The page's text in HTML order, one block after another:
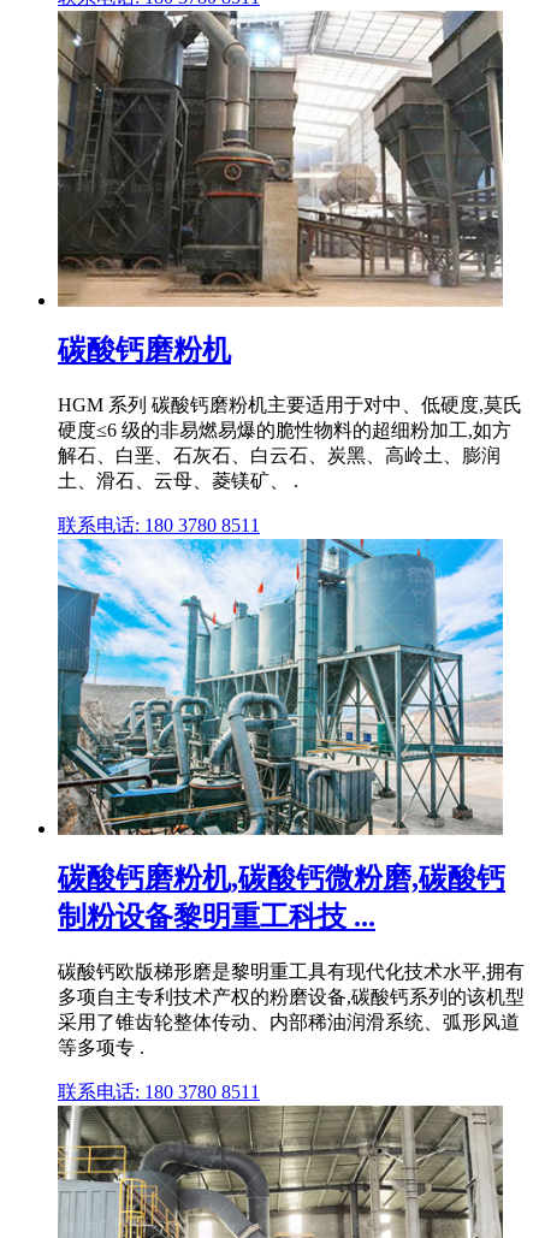
碳酸钙磨粉机
HGM 系列 碳酸钙磨粉机主要适用于对中、低硬度,莫氏
硬度≤6 级的非易燃易爆的脆性物料的超细粉加工,如方
解石、白垩、石灰石、白云石、炭黑、高岭土、膨润
土、滑石、云母、菱镁矿、 .
联系电话: 180 3780 8511
碳酸钙磨粉机,碳酸钙微粉磨,碳酸钙
制粉设备黎明重工科技 ...
碳酸钙欧版梯形磨是黎明重工具有现代化技术水平,拥有
多项自主专利技术产权的粉磨设备,碳酸钙系列的该机型
采用了锥齿轮整体传动、内部稀油润滑系统、弧形风道
等多项专 .
联系电话: 180 3780 8511